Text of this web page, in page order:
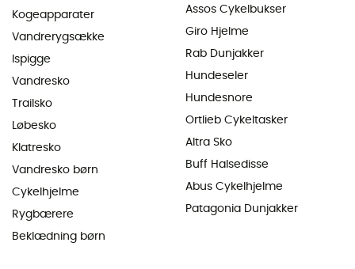
Kogeapparater
Vandrerygsække
Ispigge
Vandresko
Trailsko
Løbesko
Klatresko
Vandresko børn
Cykelhjelme
Rygbærere
Beklædning børn
Assos Cykelbukser
Giro Hjelme
Rab Dunjakker
Hundeseler
Hundesnore
Ortlieb Cykeltasker
Altra Sko
Buff Halsedisse
Abus Cykelhjelme
Patagonia Dunjakker